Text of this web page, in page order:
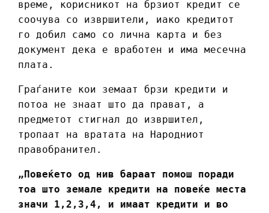
време, корисникот на брзиот кредит се
соочува со извршители, иако кредитот
го добил само со лична карта и без
документ дека е вработен и има месечна
плата.
Граѓаните кои земаат брзи кредити и
потоа не знаат што да прават, а
предметот стигнал до извршител,
тропаат на вратата на Народниот
правобранител.
„Повеќето од нив бараат помош поради
тоа што земале кредити на повеќе места
значи 1,2,3,4, и имаат кредити и во